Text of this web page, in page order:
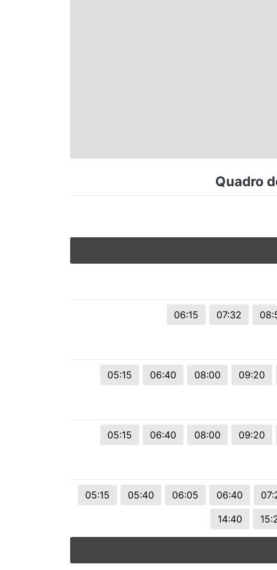
Quadro
06:15 07:32
05:15 06:40 08:00 09:20
05:15 06:40 08:00 09:20
05:15 05:40 06:05 06:40
14:40